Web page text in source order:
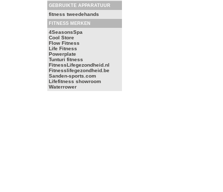
GEBRUIKTE APPARATUUR
fitness tweedehands
FITNESS MERKEN
4SeasonsSpa
Cool Store
Flow Fitness
Life Fitness
Powerplate
Tunturi fitness
FitnessLifegezondheid.nl
Fitnesslifegezondheid.be
Sanden-sports.com
Lifefitness showroom
Waterrower